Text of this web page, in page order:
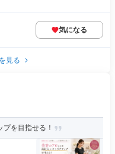
気になる
見る
を目指せる！